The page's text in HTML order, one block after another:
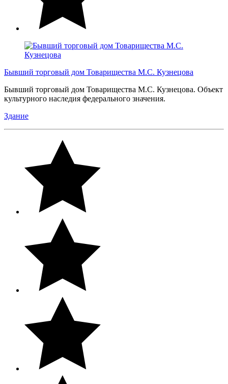
Бывший торговый дом Товарищества М.С. Кузнецова
Бывший торговый дом Товарищества М.С. Кузнецова. Объект
культурного наследия федерального значения.
Здание